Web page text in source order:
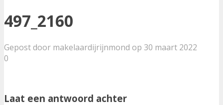
497_2160
Gepost door makelaardijrijnmond op 30 maart 2022
0
Laat een antwoord achter